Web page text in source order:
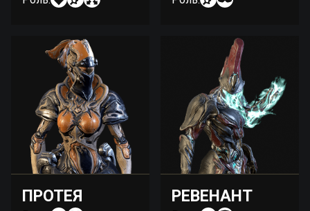
ПРОТЕЯ РЕВЕНАНТ